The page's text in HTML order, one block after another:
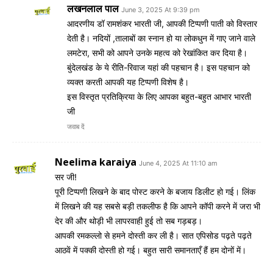
लखनलाल पाल June 3, 2025 At 9:39 pm
आदरणीय डॉ रामशंकर भारती जी, आपकी टिप्पणी पाती को विस्तार
देती है। नदियों ,तालाबों का स्नान हो या लोकधुन में गाए जाने वाले
लमटेरा, सभी को आपने उनके महत्व को रेखांकित कर दिया है।
बुंदेलखंड के ये रीति-रिवाज यहां की पहचान है। इस पहचान को
व्यक्त करती आपकी यह टिप्पणी विशेष है।
इस विस्तृत प्रतिक्रिया के लिए आपका बहुत-बहुत आभार भारती
जी
जवाब दें
Neelima karaiya June 4, 2025 At 11:10 am
सर जी!
पूरी टिप्पणी लिखने के बाद पोस्ट करने के बजाय डिलीट हो गई। लिंक
में लिखने की यह सबसे बड़ी तकलीफ है कि आपने कॉपी करने में जरा भी
देर की और थोड़ी भी लापरवाही हुई तो सब गड़बड़।
आपकी रमकल्लो से हमने दोस्ती कर ली है। सात एपिसोड पढ़ते पढ़ते
आठवें में पक्की दोस्ती हो गई। बहुत सारी समानताएँ हैं हम दोनों में।